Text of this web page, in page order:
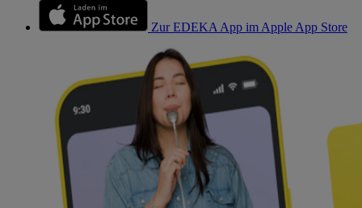
Zur EDEKA App im Apple App Store